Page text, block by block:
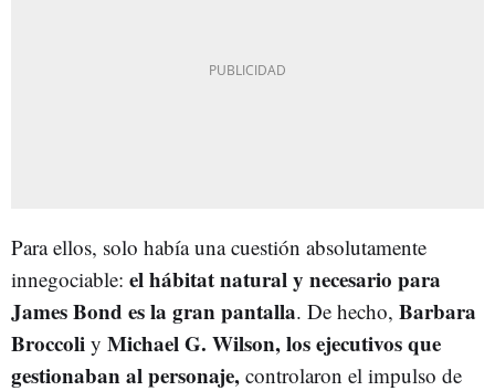
Para ellos, solo había una cuestión absolutamente
innegociable: el hábitat natural y necesario para
James Bond es la gran pantalla. De hecho, Barbara
Broccoli y Michael G. Wilson, los ejecutivos que
gestionaban al personaje, controlaron el impulso de